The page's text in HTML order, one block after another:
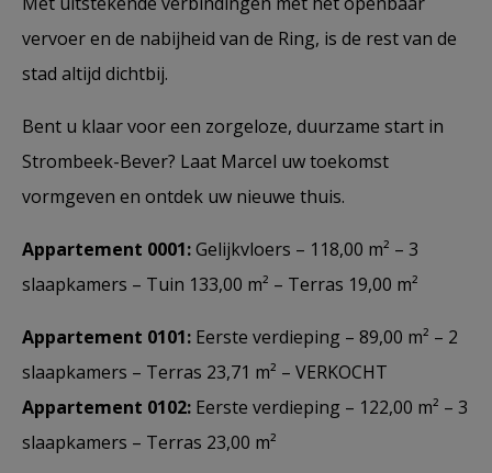
vervoer en de nabijheid van de Ring, is de rest van de
stad altijd dichtbij.
Bent u klaar voor een zorgeloze, duurzame start in
Strombeek-Bever? Laat Marcel uw toekomst
vormgeven en ontdek uw nieuwe thuis.
Appartement 0001:Gelijkvloers – 118,00 m² – 3
slaapkamers – Tuin 133,00 m² – Terras 19,00 m²
Appartement 0101: Eerste verdieping – 89,00 m² – 2
slaapkamers – Terras 23,71 m² – VERKOCHT
Appartement 0102: Eerste verdieping – 122,00 m² – 3
slaapkamers – Terras 23,00 m²